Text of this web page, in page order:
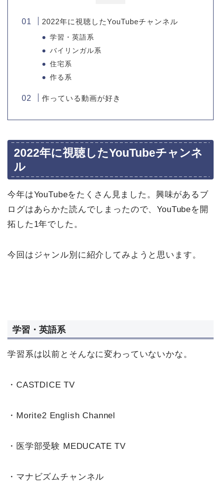
2022年に視聴したYouTubeチャンネル
学習・英語系
バイリンガル系
住宅系
作る系
作っている動画が好き
2022年に視聴したYouTubeチャンネ
ル
今年はYouTubeをたくさん見ました。興味があるブ
ログはあらかた読んでしまったので、YouTubeを開
拓した1年でした。
今回はジャンル別に紹介してみようと思います。
学習・英語系
学習系は以前とそんなに変わっていないかな。
・CASTDICE TV
・Morite2 English Channel
・医学部受験 MEDUCATE TV
・マナビズムチャンネル